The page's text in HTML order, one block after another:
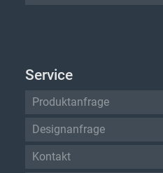
Service
Produktanfrage
Designanfrage
Kontakt